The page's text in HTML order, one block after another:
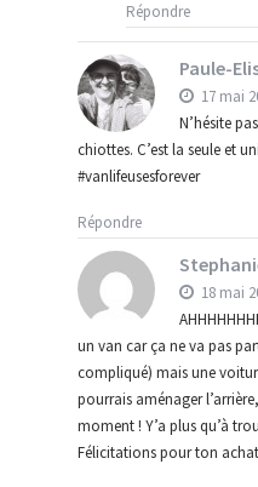
Répondre
Paule-
17 mai
N’hésite
chiottes. C’est la seule et
#vanlifeusesforever
Répondre
18 mai
un van car ça ne va pas
compliqué) mais une
pourrais aménager
moment ! Y’a plus qu’à
Félicitations pour ton